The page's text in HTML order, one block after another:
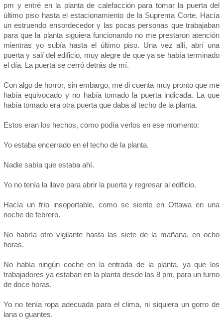
pm y entré en la planta de calefacción para tomar la puerta del
último piso hasta el estacionamiento de la Suprema Corte. Hacía
un estruendo ensordecedor y las pocas personas que trabajaban
para que la planta siguiera funcionando no me prestaron atención
mientras yo subía hasta el último piso. Una vez allí, abrí una
puerta y salí del edificio, muy alegre de que ya se había terminado
el día. La puerta se cerró detrás de mí.
Con algo de horror, sin embargo, me di cuenta muy pronto que me
había equivocado y no había tomado la puerta indicada. La que
había tomado era otra puerta que daba al techo de la planta.
Estos eran los hechos, como podía verlos en ese momento:
Yo estaba encerrado en el techo de la planta.
Nadie sabía que estaba ahí.
Yo no tenía la llave para abrir la puerta y regresar al edificio.
Hacía un frío insoportable, como se siente en Ottawa en una
noche de febrero.
No habría otro vigilante hasta las siete de la mañana, en ocho
horas.
No había ningún coche en la entrada de la planta, ya que los
trabajadores ya estaban en la planta desde las 8 pm, para un turno
de doce horas.
Yo no tenía ropa adecuada para el clima, ni siquiera un gorro de
lana o guantes.